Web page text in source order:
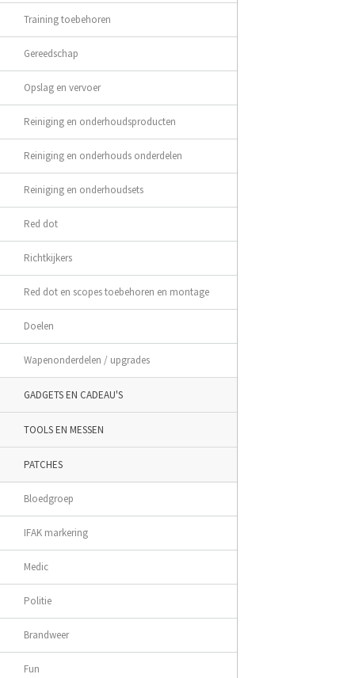
Training toebehoren
Gereedschap
Opslag en vervoer
Reiniging en onderhoudsproducten
Reiniging en onderhouds onderdelen
Reiniging en onderhoudsets
Red dot
Richtkijkers
Red dot en scopes toebehoren en montage
Doelen
Wapenonderdelen / upgrades
GADGETS EN CADEAU'S
TOOLS EN MESSEN
PATCHES
Bloedgroep
IFAK markering
Medic
Politie
Brandweer
Fun